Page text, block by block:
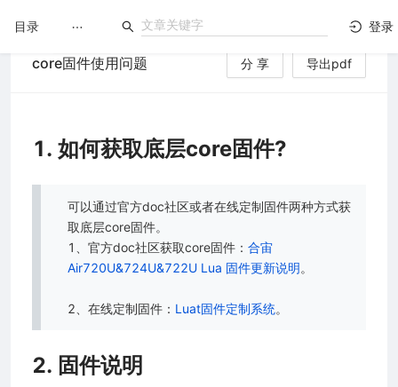
登录
目录
core固件使用问题 分 享 导出pdf
1. 如何获取底层core固件?
可以通过官方doc社区或者在线定制固件两种方式获
取底层core固件。
1、官方doc社区获取core固件： 合宙
Air720U&724U&722U Lua 固件更新说明。
2、在线定制固件： Luat固件定制系统。
2. 固件说明